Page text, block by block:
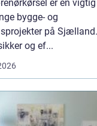
er en
bygge- og
på Sjælland.
og ef...